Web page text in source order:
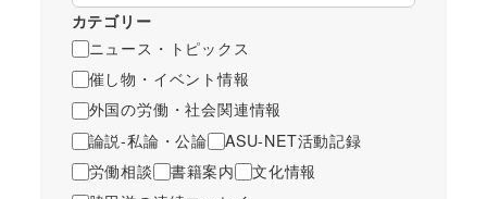
カテゴリー
ニュース・トピックス
催し物・イベント情報
外国の労働・社会関連情報
論説-私論・公論
ASU-NET活動記録
労働相談
書籍案内
文化情報